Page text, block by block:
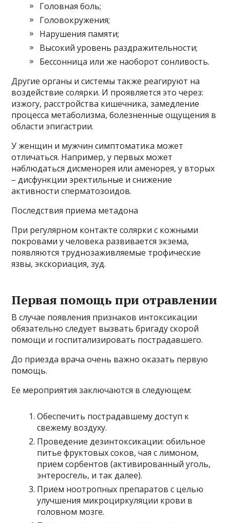
Головная боль;
Головокружения;
Нарушения памяти;
Высокий уровень раздражительности;
Бессонница или же наоборот сонливость.
Другие органы и системы также реагируют на
воздействие солярки. И проявляется это через:
изжогу, расстройства кишечника, замедление
процесса метаболизма, болезненные ощущения в
области эпигастрии.
У женщин и мужчин симптоматика может
отличаться. Например, у первых может
наблюдаться дисменорея или аменорея, у вторых
– дисфункции эректильные и снижение
активности сперматозоидов.
Последствия приема метадона
При регулярном контакте солярки с кожными
покровами у человека развивается экзема,
появляются труднозаживляемые трофические
язвы, экскориация, зуд.
Первая помощь при отравлении
В случае появления признаков интоксикации
обязательно следует вызвать бригаду скорой
помощи и госпитализировать пострадавшего.
До приезда врача очень важно оказать первую
помощь.
Ее мероприятия заключаются в следующем:
Обеспечить пострадавшему доступ к
свежему воздуху.
Проведение дезинтоксикации: обильное
питье фруктовых соков, чая с лимоном,
прием сорбентов (активированный уголь,
энтеросгель, и так далее).
Прием ноотропных препаратов с целью
улучшения микроциркуляции крови в
головном мозге.